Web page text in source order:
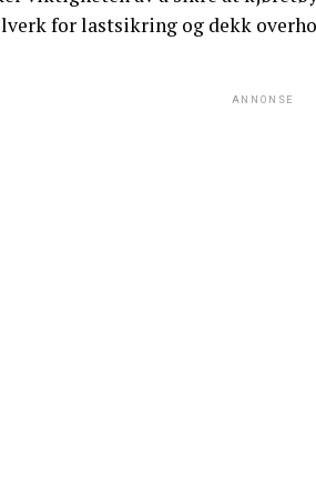
for lastsikring og dekk
ANNONSE